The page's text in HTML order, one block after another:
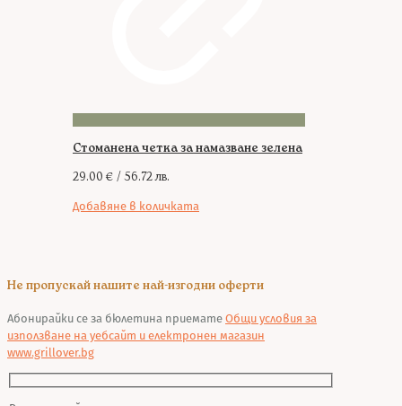
Стоманена четка за намазване зелена
29.00 € / 56.72 лв.
Добавяне в количката
Не пропускай нашите най-изгодни оферти
Абонирайки се за бюлетина приемате Общи условия за
използване на уебсайт и електронен магазин
www.grillover.bg